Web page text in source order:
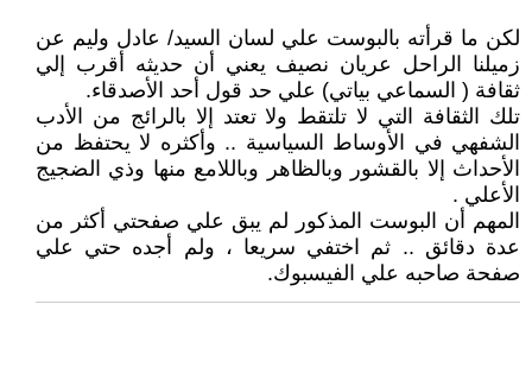
لكن ما قرأته بالبوست علي لسان السيد/ عادل وليم عن
زميلنا الراحل عريان نصيف يعني أن حديثه أقرب إلي
ثقافة ( السماعي بياتي) علي حد قول أحد الأصدقاء.
تلك الثقافة التي لا تلتقط ولا تعتد إلا بالرائج من الأدب
الشفهي في الأوساط السياسية .. وأكثره لا يحتفظ من
الأحداث إلا بالقشور وبالظاهر وباللامع منها وذي الضجيج
الأعلي .
المهم أن البوست المذكور لم يبق علي صفحتي أكثر من
عدة دقائق .. ثم اختفي سريعا ، ولم أجده حتي علي
صفحة صاحبه علي الفيسبوك.